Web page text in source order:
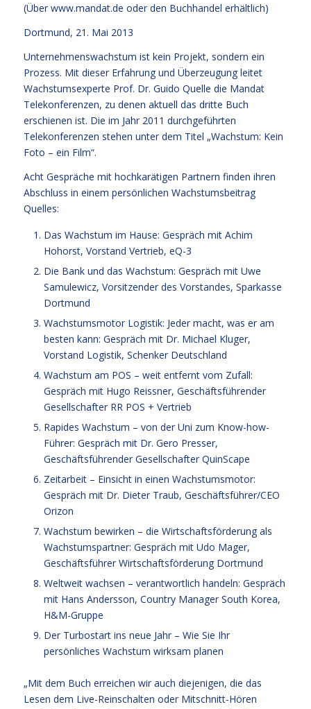
(Über www.mandat.de oder den Buchhandel erhältlich)
Dortmund, 21. Mai 2013
Unternehmenswachstum ist kein Projekt, sondern ein
Prozess. Mit dieser Erfahrung und Überzeugung leitet
Wachstumsexperte Prof. Dr. Guido Quelle die Mandat
Telekonferenzen, zu denen aktuell das dritte Buch
erschienen ist. Die im Jahr 2011 durchgeführten
Telekonferenzen stehen unter dem Titel „Wachstum: Kein
Foto – ein Film“.
Acht Gespräche mit hochkarätigen Partnern finden ihren
Abschluss in einem persönlichen Wachstumsbeitrag
Quelles:
Das Wachstum im Hause: Gespräch mit Achim
Hohorst, Vorstand Vertrieb, eQ-3
Die Bank und das Wachstum: Gespräch mit Uwe
Samulewicz, Vorsitzender des Vorstandes, Sparkasse
Dortmund
Wachstumsmotor Logistik: Jeder macht, was er am
besten kann: Gespräch mit Dr. Michael Kluger,
Vorstand Logistik, Schenker Deutschland
Wachstum am POS – weit entfernt vom Zufall:
Gespräch mit Hugo Reissner, Geschäftsführender
Gesellschafter RR POS + Vertrieb
Rapides Wachstum – von der Uni zum Know-how-
Führer: Gespräch mit Dr. Gero Presser,
Geschäftsführender Gesellschafter QuinScape
Zeitarbeit – Einsicht in einen Wachstumsmotor:
Gespräch mit Dr. Dieter Traub, Geschäftsführer/CEO
Orizon
Wachstum bewirken – die Wirtschaftsförderung als
Wachstumspartner: Gespräch mit Udo Mager,
Geschäftsführer Wirtschaftsförderung Dortmund
Weltweit wachsen – verantwortlich handeln: Gespräch
mit Hans Andersson, Country Manager South Korea,
H&M-Gruppe
Der Turbostart ins neue Jahr – Wie Sie Ihr
persönliches Wachstum wirksam planen
„Mit dem Buch erreichen wir auch diejenigen, die das
Lesen dem Live-Reinschalten oder Mitschnitt-Hören